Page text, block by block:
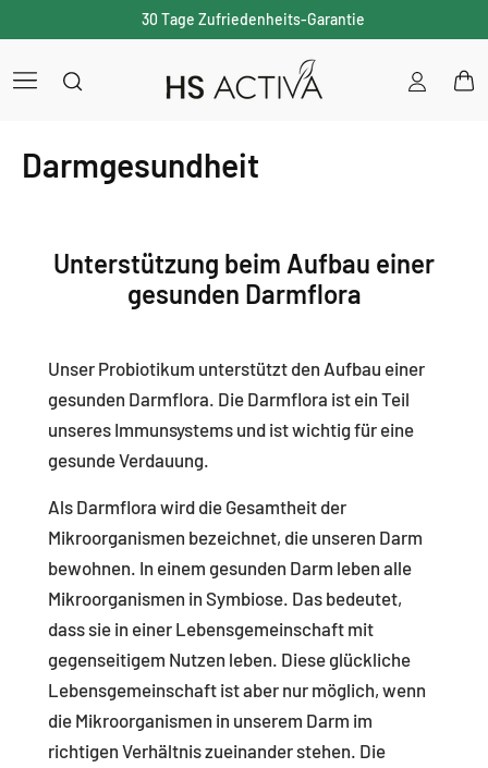
30 Tage Zufriedenheits-Garantie
Einloggen
Darmgesundheit
Unterstützung beim Aufbau einer
gesunden Darmflora
Unser Probiotikum unterstützt den Aufbau einer
gesunden Darmflora. Die Darmflora ist ein Teil
unseres Immunsystems und ist wichtig für eine
gesunde Verdauung.
Als Darmflora wird die Gesamtheit der
Mikroorganismen bezeichnet, die unseren Darm
bewohnen. In einem gesunden Darm leben alle
Mikroorganismen in Symbiose. Das bedeutet,
dass sie in einer Lebensgemeinschaft mit
gegenseitigem Nutzen leben. Diese glückliche
Lebensgemeinschaft ist aber nur möglich, wenn
die Mikroorganismen in unserem Darm im
richtigen Verhältnis zueinander stehen. Die